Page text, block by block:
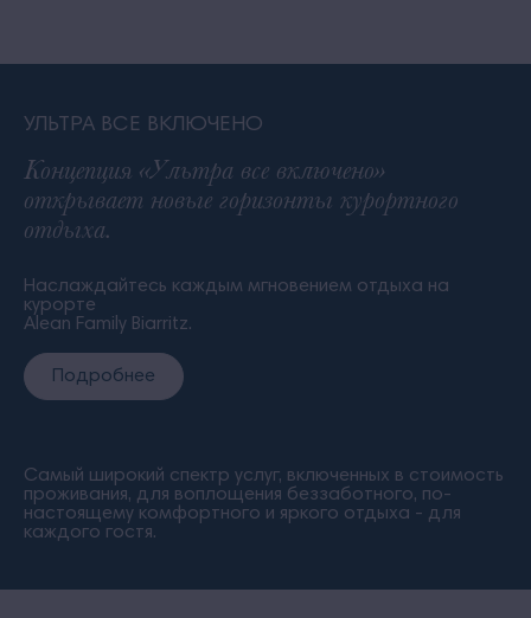
УЛЬТРА ВСЕ ВКЛЮЧЕНО
Концепция «Ультра все включено»
открывает новые горизонты курортного
отдыха.
Наслаждайтесь каждым мгновением отдыха на
курорте
Alean Family Biarritz.
Подробнее
Самый широкий спектр услуг, включенных в стоимость
проживания, для воплощения беззаботного, по-
настоящему комфортного и яркого отдыха - для
каждого гостя.